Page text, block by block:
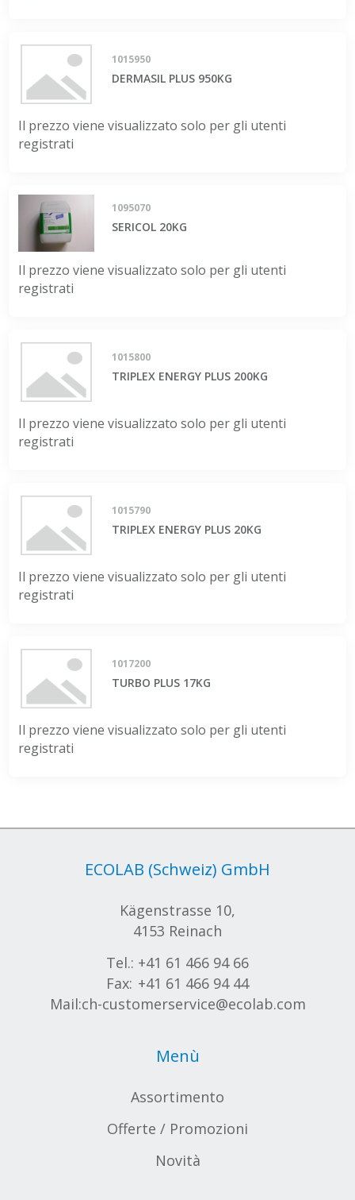
1015950
DERMASIL PLUS 950KG
Il prezzo viene visualizzato solo per gli utenti
registrati
1095070
SERICOL 20KG
Il prezzo viene visualizzato solo per gli utenti
registrati
1015800
TRIPLEX ENERGY PLUS 200KG
Il prezzo viene visualizzato solo per gli utenti
registrati
1015790
TRIPLEX ENERGY PLUS 20KG
Il prezzo viene visualizzato solo per gli utenti
registrati
1017200
TURBO PLUS 17KG
Il prezzo viene visualizzato solo per gli utenti
registrati
ECOLAB (Schweiz) GmbH
Kägenstrasse 10,
4153 Reinach
Tel.: +41 61 466 94 66
Fax: +41 61 466 94 44
Mail:ch-customerservice@ecolab.com
Menù
Assortimento
Offerte / Promozioni
Novità